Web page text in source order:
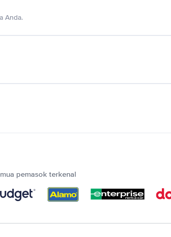
Anda.
pemasok terkenal